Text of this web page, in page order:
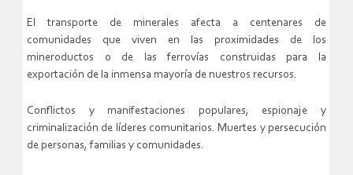
El transporte de minerales afecta a centenares de
comunidades que viven en las proximidades de los
mineroductos o de las ferrovías construidas para la
exportación de la inmensa mayoría de nuestros recursos.
Conflictos y manifestaciones populares, espionaje y
criminalización de líderes comunitarios. Muertes y persecución
de personas, familias y comunidades.